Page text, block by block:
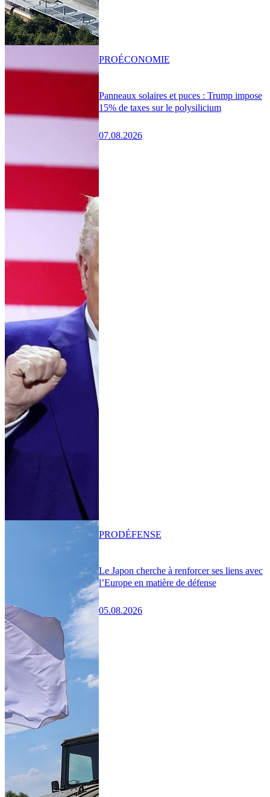
Panneaux solaires et puces : Trump impose
15% de taxes sur le polysilicium
07.08.2026
PROÉCONOMIE
Le Japon cherche à renforcer ses liens avec
l’Europe en matière de défense
05.08.2026
PRODÉFENSE